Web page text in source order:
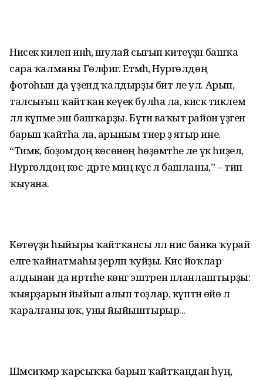
Нисек килеп инһә, шулай сығып китеүҙән башҡа
сара ҡалманы Гөлфиәгә. Етмәһә, Нургөлдөң
фотоһын да үҙендә ҡалдырҙы бит әле ул. Арып,
талсығып ҡайтҡан кеүек булһа ла, кискә тиклем
әллә күпме эш башҡарҙы. Бүтән ваҡыт район үҙәгенә
барып ҡайтһа ла, арыным тиер ҙә ятыр ине.
“Тимәк, боҙомдоң көсөнөң һөҙөмтәһе әле үк һиҙелә,
Нургөлдөң көс-дәрте миңә күсә лә башланы,” – тип
ҡыуана.
Көтөүҙән һыйыры ҡайтҡансы әллә нисә банка ҡурай
еләге ҡайнатмаһы әҙерләп ҡуйҙы. Кис йоҡлар
алдынан да иртәгәһе көнгә эштәрен планлаштырҙы:
ҡыярҙарын йыйып алып тоҙлар, күптән өйө лә
ҡаралғаны юҡ, уны йыйыштырыр...
Шәмсиҡәмәр ҡарсыҡҡа барып ҡайтҡандан һуң,